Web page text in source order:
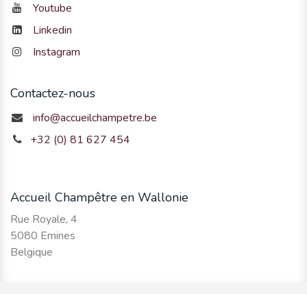
Youtube
Linkedin
Instagram
Contactez-nous
info@accueilchampetre.be
+32 (0) 81 627 454
Accueil Champêtre en Wallonie
Rue Royale, 4
5080 Emines
Belgique